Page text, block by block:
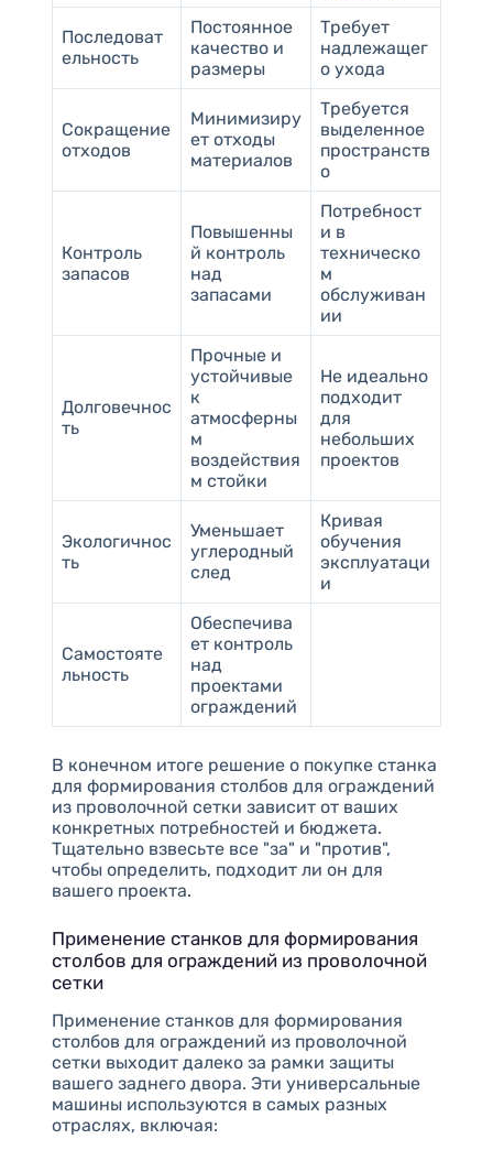
Последоват
ельность
Постоянное
качество и
размеры
Требует
надлежащег
о ухода
Сокращение
отходов
Минимизиру
ет отходы
материалов
Требуется
выделенное
пространств
о
Контроль
запасов
Повышенны
й контроль
над
запасами
Потребност
и в
техническо
м
обслуживан
ии
Долговечнос
ть
Прочные и
устойчивые
к
атмосферны
м
воздействия
м стойки
Не идеально
подходит
для
небольших
проектов
Экологичнос
ть
Уменьшает
углеродный
след
Кривая
обучения
эксплуатаци
и
Самостояте
льность
Обеспечива
ет контроль
над
проектами
ограждений
В конечном итоге решение о покупке станка
для формирования столбов для ограждений
из проволочной сетки зависит от ваших
конкретных потребностей и бюджета.
Тщательно взвесьте все "за" и "против",
чтобы определить, подходит ли он для
вашего проекта.
Применение станков для формирования
столбов для ограждений из проволочной
сетки
Применение станков для формирования
столбов для ограждений из проволочной
сетки выходит далеко за рамки защиты
вашего заднего двора. Эти универсальные
машины используются в самых разных
отраслях, включая: